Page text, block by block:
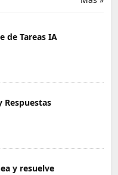
de Tareas IA
Respuestas
y resuelve